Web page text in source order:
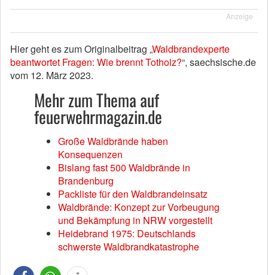
Anzeige
Hier geht es zum Originalbeitrag „Waldbrandexperte
beantwortet Fragen: Wie brennt Totholz?“, saechsische.de
vom 12. März 2023.
Mehr zum Thema auf
feuerwehrmagazin.de
Große Waldbrände haben
Konsequenzen
Bislang fast 500 Waldbrände in
Brandenburg
Packliste für den Waldbrandeinsatz
Waldbrände: Konzept zur Vorbeugung
und Bekämpfung in NRW vorgestellt
Heidebrand 1975: Deutschlands
schwerste Waldbrandkatastrophe